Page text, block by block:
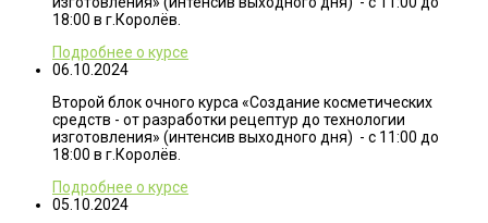
18:00 в г.Королёв.
Подробнее о курсе
06.10.2024
Второй блок очного курса «Создание косметических
средств - от разработки рецептур до технологии
изготовления» (интенсив выходного дня) - с 11:00 до
18:00 в г.Королёв.
Подробнее о курсе
05.10.2024